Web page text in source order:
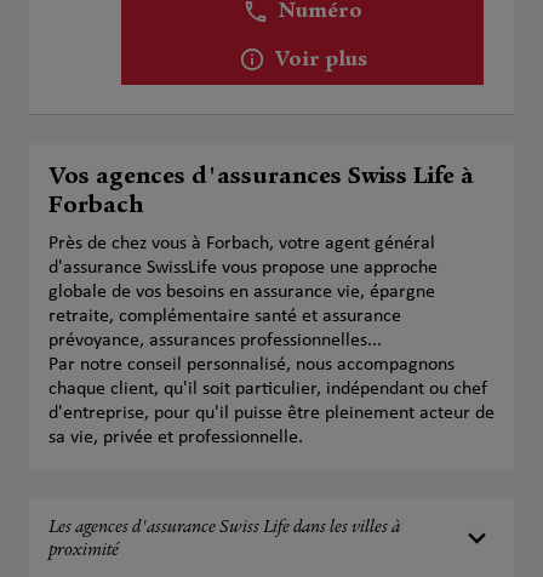
Numéro
Voir plus
Vos agences d'assurances Swiss Life à
Forbach
Près de chez vous à Forbach, votre agent général
d'assurance SwissLife vous propose une approche
globale de vos besoins en assurance vie, épargne
retraite, complémentaire santé et assurance
prévoyance, assurances professionnelles...
Par notre conseil personnalisé, nous accompagnons
chaque client, qu'il soit particulier, indépendant ou chef
d'entreprise, pour qu'il puisse être pleinement acteur de
sa vie, privée et professionnelle.
Les agences d'assurance Swiss Life dans les villes à
proximité